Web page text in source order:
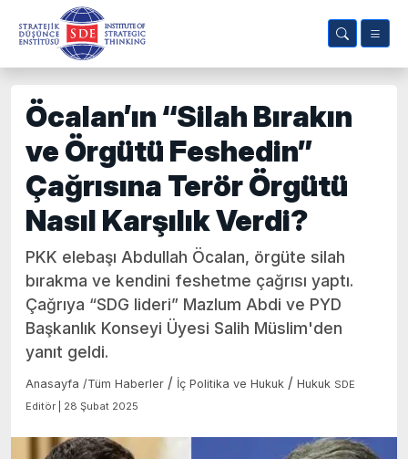
Öcalan’ın “Silah Bırakın
ve Örgütü Feshedin”
Çağrısına Terör Örgütü
Nasıl Karşılık Verdi?
PKK elebaşı Abdullah Öcalan, örgüte silah
bırakma ve kendini feshetme çağrısı yaptı.
Çağrıya “SDG lideri” Mazlum Abdi ve PYD
Başkanlık Konseyi Üyesi Salih Müslim'den
yanıt geldi.
Anasayfa /Tüm Haberler / İç Politika ve Hukuk / Hukuk SDE
Editör | 28 Şubat 2025